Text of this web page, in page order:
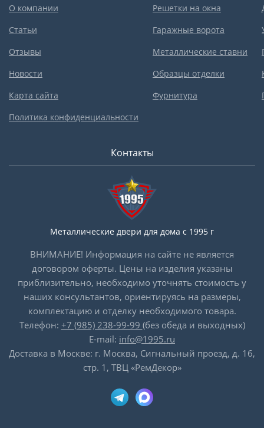
О компании
Статьи
Отзывы
Новости
Карта сайта
Политика конфиденциальности
Решетки на окна
Гаражные ворота
Металлические ставни
Образцы отделки
Фурнитура
Контакты
Металлические двери для дома с 1995 г
ВНИМАНИЕ! Информация на сайте не является
договором оферты. Цены на изделия указаны
приблизительно, необходимо уточнять стоимость у
наших консультантов, ориентируясь на размеры,
комплектацию и отделку необходимого товара.
Телефон: +7 (985) 238-99-99 (без обеда и выходных)
E-mail: info@1995.ru
Доставка в Москве: г. Москва, Сигнальный проезд, д. 16,
стр. 1, ТВЦ «РемДекор»